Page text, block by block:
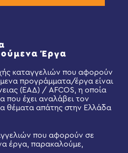
Έργα
καταγγελιών που αφορούν
προγράμματα/έργα είναι
(ΕΑΔ) / AFCOS, η οποία
που έχει αναλάβει τον
θέματα απάτης στην Ελλάδα
που αφορούν σε
έργα, παρακαλούμε,